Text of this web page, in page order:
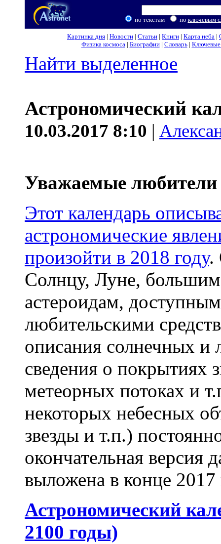
по текстам по ключевым
Картинка дня | Новости | Статьи | Книги | Карта неба |
Физика космоса| Биографии| Словарь| Ключевые
Найти выделенное
Астрономический
10.03.2017 8:10 |
Уважаемые любители
Этот календарь
астрономические
произойти в 2018 году.
Солнцу, Луне,
астероидам,
любительскими
описания солнечных и
сведения о покрытиях
метеорных потоках и
некоторых небесных
звезды и т.п.)
окончательная версия
выложена в конце 2017
Астрономический
2100 годы)